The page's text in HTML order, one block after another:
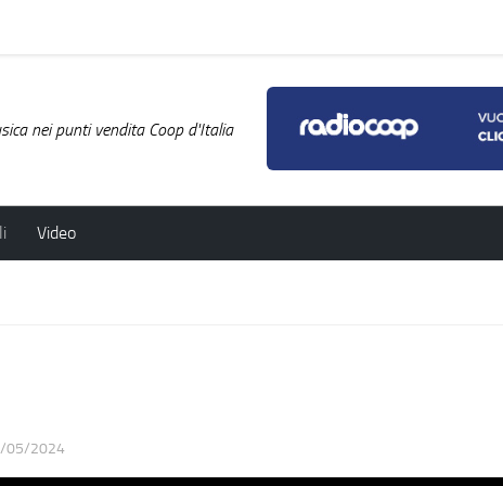
nei punti vendita Coop d'Italia
Video
05/2024